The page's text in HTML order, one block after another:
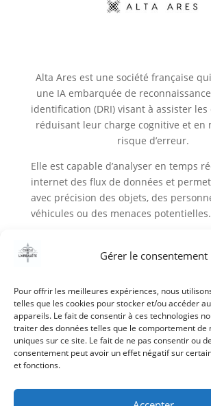
Gérer le consentement
Pour offrir les meilleures expériences, nous
telles que les cookies pour stocker et/ou accéder
appareils. Le fait de consentir à ces technologies
traiter des données telles que le comportement de
uniques sur ce site. Le fait de ne pas consentir ou
consentement peut avoir un effet négatif sur
et fonctions.
Alta Ares est une société française
une IA embarquée de
identification (DRI) visant à assister
réduisant leur charge cognitive et en
risque d’erreur.
Elle est capable d’analyser en temps
internet des flux de données et
avec précision des objets, des
véhicules ou des menaces potentielles.
Détection / Reconnaissance,